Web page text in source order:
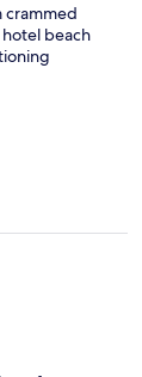
crammed
beach